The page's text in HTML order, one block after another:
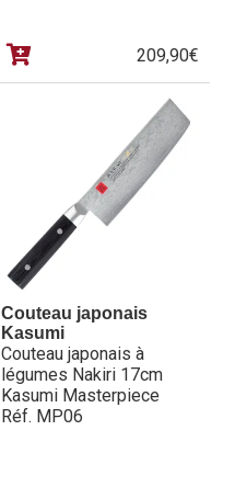
209,90€
Couteau japonais
Kasumi
Couteau japonais à
légumes Nakiri 17cm
Kasumi Masterpiece
Réf. MP06